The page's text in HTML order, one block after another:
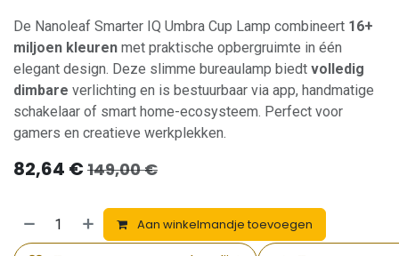
De Nanoleaf Smarter IQ Umbra Cup Lamp combineert 16+
miljoen kleuren met praktische opbergruimte in één
elegant design. Deze slimme bureaulamp biedt volledig
dimbare verlichting en is bestuurbaar via app, handmatige
schakelaar of smart home-ecosysteem. Perfect voor
gamers en creatieve werkplekken.
82,64 € 149,00€
Aan winkelmandje toevoegen